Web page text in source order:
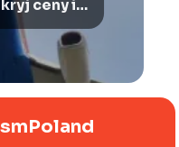
ceny i